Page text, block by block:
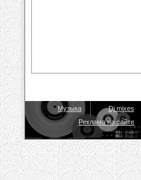
Музыка Dj mixes
Реклама на сайте